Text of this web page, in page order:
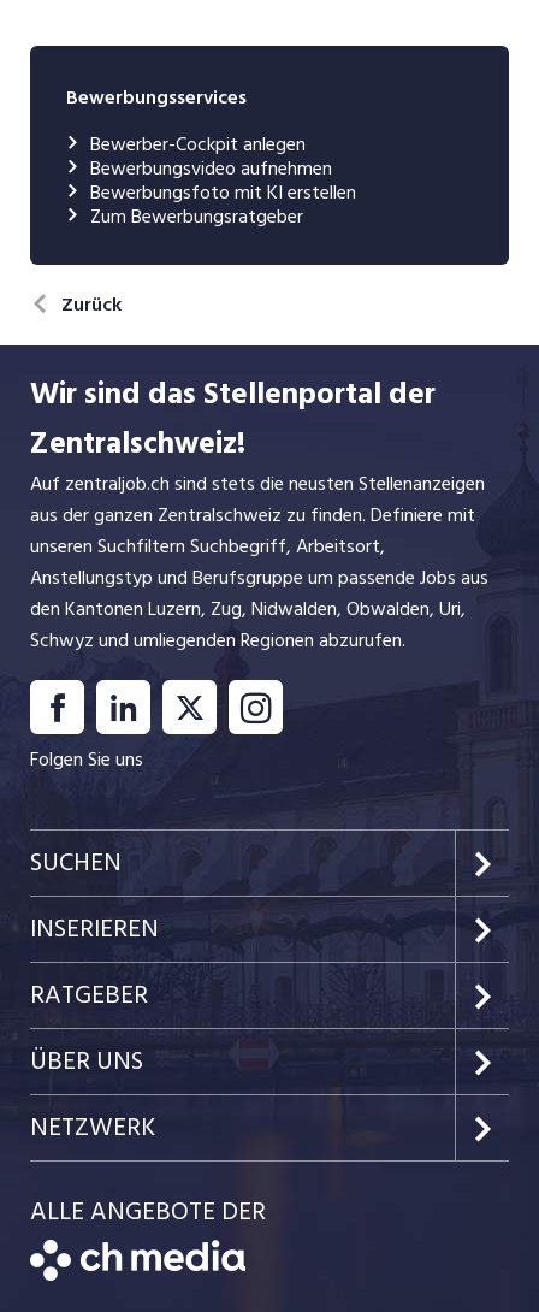
Bewerbungsservices
Bewerber-Cockpit anlegen
Bewerbungsvideo aufnehmen
Bewerbungsfoto mit KI erstellen
Zum Bewerbungsratgeber
Zurück
Wir sind das Stellenportal der
Zentralschweiz!
Auf zentraljob.ch sind stets die neusten Stellenanzeigen
aus der ganzen Zentralschweiz zu finden. Definiere mit
unseren Suchfiltern Suchbegriff, Arbeitsort,
Anstellungstyp und Berufsgruppe um passende Jobs aus
den Kantonen Luzern, Zug, Nidwalden, Obwalden, Uri,
Schwyz und umliegenden Regionen abzurufen.
Folgen Sie uns
SUCHEN
Kanton Luzern
Kanton Zug
Kanton Nidwalden
Kanton Obwalden
Kanton Schwyz
Festanstellungen
INSERIEREN
Preise & Leistungen
Kundenlogin
Einzelinserat disponieren
Schnittstelle
Bewerber-Cockpit
RATGEBER
Job-News
Job-Tipps
Job-Storys
Job-Coach
Bewerbung
ÜBER UNS
Portrait
Jobs bei der CH Media
NETZWERK
CH Media
ALLE ANGEBOTE DER